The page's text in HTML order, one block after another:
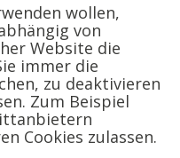
wollen,
von
Website die
immer die
zu deaktivieren
Zum Beispiel
Cookies zulassen.